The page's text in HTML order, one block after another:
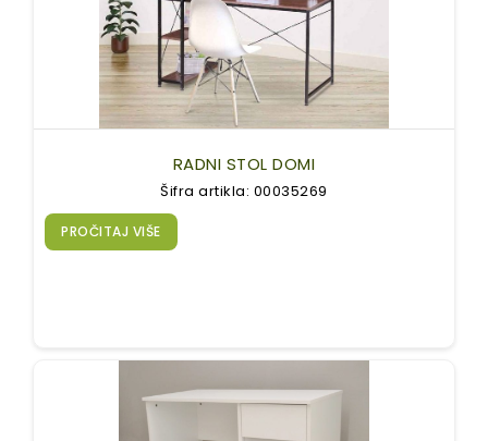
RADNI STOL DOMI
Šifra artikla: 00035269
PROČITAJ VIŠE